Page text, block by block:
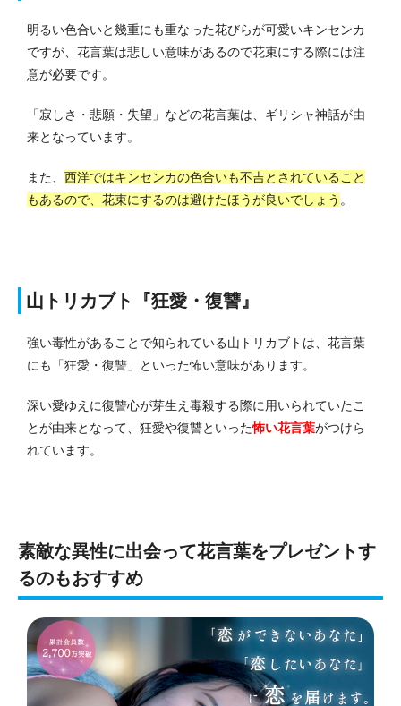
明るい色合いと幾重にも重なった花びらが可愛いキンセンカ
ですが、花言葉は悲しい意味があるので花束にする際には注
意が必要です。
「寂しさ・悲願・失望」などの花言葉は、ギリシャ神話が由
来となっています。
また、 西洋ではキンセンカの色合いも不吉とされていること
もあるので、花束にするのは避けたほうが良いでしょう 。
山トリカブト『狂愛・復讐』
強い毒性があることで知られている山トリカブトは、花言葉
にも「狂愛・復讐」といった怖い意味があります。
深い愛ゆえに復讐心が芽生え毒殺する際に用いられていたこ
とが由来となって、狂愛や復讐といった怖い花言葉がつけら
れています。
素敵な異性に出会って花言葉をプレゼントす
るのもおすすめ